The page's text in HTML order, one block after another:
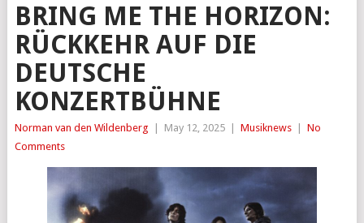
BRING ME THE HORIZON:
RÜCKKEHR AUF DIE
DEUTSCHE
KONZERTBÜHNE
Norman van den Wildenberg May 12, 2025 Musiknews
No
Comments